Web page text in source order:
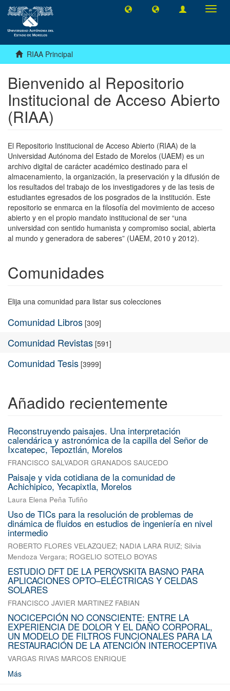
RIAA Principal
Bienvenido al Repositorio
Institucional de Acceso Abierto
(RIAA)
El Repositorio Institucional de Acceso Abierto (RIAA) de la
Universidad Autónoma del Estado de Morelos (UAEM) es un
archivo digital de carácter académico destinado para el
almacenamiento, la organización, la preservación y la difusión de
los resultados del trabajo de los investigadores y de las tesis de
estudiantes egresados de los posgrados de la institución. Este
repositorio se enmarca en la filosofía del movimiento de acceso
abierto y en el propio mandato institucional de ser “una
universidad con sentido humanista y compromiso social, abierta
al mundo y generadora de saberes” (UAEM, 2010 y 2012).
Comunidades
Elija una comunidad para listar sus colecciones
Comunidad Libros [309]
Comunidad Revistas [591]
Comunidad Tesis [3999]
Añadido recientemente
Reconstruyendo paisajes. Una interpretación
calendárica y astronómica de la capilla del Señor de
Ixcatepec, Tepoztlán, Morelos
FRANCISCO SALVADOR GRANADOS SAUCEDO
Paisaje y vida cotidiana de la comunidad de
Achichipico, Yecapixtla, Morelos
Laura Elena Peña Tufiño
Uso de TICs para la resolución de problemas de
dinámica de fluidos en estudios de ingeniería en nivel
intermedio
ROBERTO FLORES VELAZQUEZ; NADIA LARA RUIZ; Silvia
Mendoza Vergara; ROGELIO SOTELO BOYAS
ESTUDIO DFT DE LA PEROVSKITA BASNO PARA
APLICACIONES OPTO–ELÉCTRICAS Y CELDAS
SOLARES
FRANCISCO JAVIER MARTINEZ FABIAN
NOCICEPCIÓN NO CONSCIENTE: ENTRE LA
EXPERIENCIA DE DOLOR Y EL DAÑO CORPORAL,
UN MODELO DE FILTROS FUNCIONALES PARA LA
RESTAURACIÓN DE LA ATENCIÓN INTEROCEPTIVA
VARGAS RIVAS MARCOS ENRIQUE
Más